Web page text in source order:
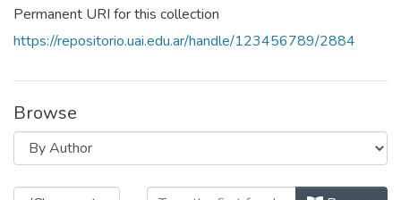
Permanent URI for this collection
https://repositorio.uai.edu.ar/handle/123456789/2884
Browse